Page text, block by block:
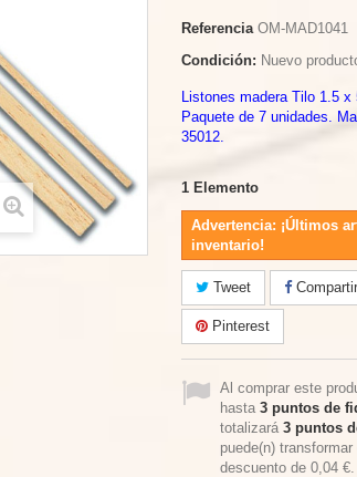
Referencia OM-MAD1041
Condición: Nuevo
Listones madera Tilo 1.5 x
Paquete de 7 unidades.
35012.
1 Elemento
Advertencia: ¡Últimos
inventario!
Tweet Compartir
Pinterest
Al comprar este
hasta 3 puntos de
totalizará 3 puntos
puede(n)
descuento de 0,04 €.